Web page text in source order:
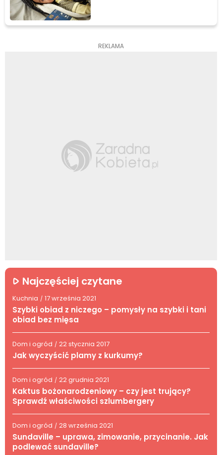
REKLAMA
Najczęściej czytane
Kuchnia / 17 września 2021
Szybki obiad z niczego – pomysły na szybki i tani
obiad bez mięsa
Dom i ogród / 22 stycznia 2017
Jak wyczyścić plamy z kurkumy?
Dom i ogród / 22 grudnia 2021
Kaktus bożonarodzeniowy – czy jest trujący?
Sprawdź właściwości szlumbergery
Dom i ogród / 28 września 2021
Sundaville – uprawa, zimowanie, przycinanie. Jak
podlewać sundaville?